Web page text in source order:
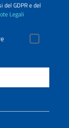
GDPR e del
Legali